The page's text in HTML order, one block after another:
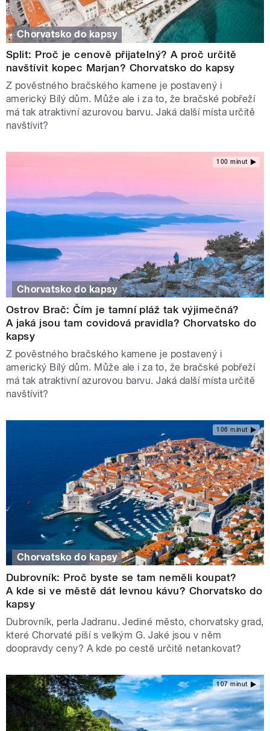
Chorvatsko do kapsy
Split: Proč je cenově přijatelný? A proč určitě
navštívit kopec Marjan? Chorvatsko do kapsy
Z pověstného bračského kamene je postavený i
americký Bílý dům. Může ale i za to, že bračské pobřeží
má tak atraktivní azurovou barvu. Jaká další místa určitě
navštívit?
100 minut
Chorvatsko do kapsy
Ostrov Brač: Čím je tamní pláž tak výjimečná?
A jaká jsou tam covidová pravidla? Chorvatsko do
kapsy
Z pověstného bračského kamene je postavený i
americký Bílý dům. Může ale i za to, že bračské pobřeží
má tak atraktivní azurovou barvu. Jaká další místa určitě
navštívit?
106 minut
Chorvatsko do kapsy
Dubrovník: Proč byste se tam neměli koupat?
A kde si ve městě dát levnou kávu? Chorvatsko do
kapsy
Dubrovník, perla Jadranu. Jediné město, chorvatsky grad,
které Chorvaté píší s velkým G. Jaké jsou v něm
doopravdy ceny? A kde po cestě určitě netankovat?
107 minut